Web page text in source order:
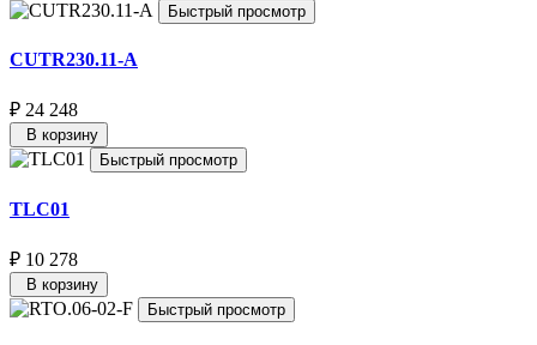
Быстрый просмотр
CUTR230.11-A
₽ 24 248
В корзину
Быстрый просмотр
TLC01
₽ 10 278
В корзину
Быстрый просмотр